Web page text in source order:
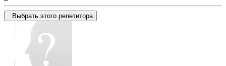
Выбрать этого репетитора